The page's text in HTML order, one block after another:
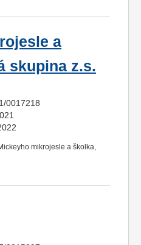
a
skupina z.s.
0017218
mikrojesle a školka,